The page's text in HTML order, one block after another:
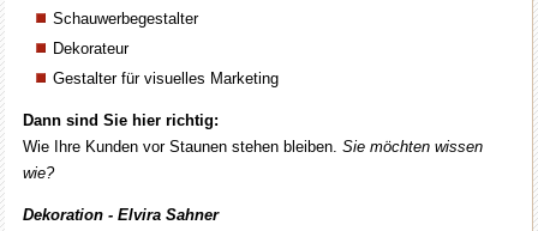
Schauwerbegestalter
Dekorateur
Gestalter für visuelles Marketing
Dann sind Sie hier richtig:
Wie Ihre Kunden vor Staunen stehen bleiben.Sie möchten wissen
wie?
Dekoration - Elvira Sahner